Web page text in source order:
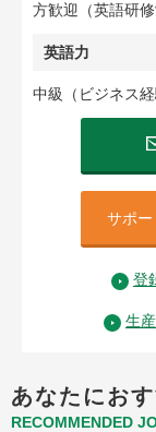
方歓迎（英語研修
英語力
中級（ビジネス経
サポー
登
生
あなたにお
RECOMMENDED